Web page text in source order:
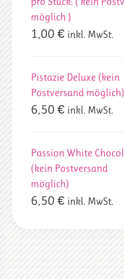
möglich )
1,00€ inkl. MwSt.
Pistazie Deluxe (kein
Postversand möglich)
6,50€ inkl. MwSt.
Passion White
(kein Postversand
möglich)
6,50€ inkl. MwSt.